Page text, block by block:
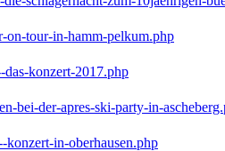
on-tour-in-hamm-pelkum.php
das-konzert-2017.php
bei-der-apres-ski-party-in-
konzert-in-oberhausen.php